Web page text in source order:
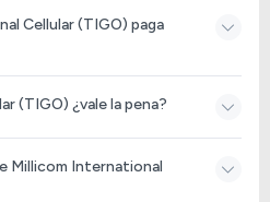
Cellular (TIGO) paga
(TIGO) ¿vale la pena?
Millicom International